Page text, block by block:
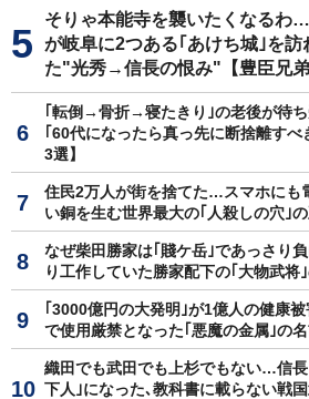
そりゃ本能寺を襲いたくなるわ
が岐阜に2つある｢あけち城｣を訪
た"光秀→信長の恨み"【豊臣兄弟
｢転倒→骨折→寝たきり｣の老後が待
｢60代になったら真っ先に断捨離す
3選】
住民2万人が街を捨てた…スマホにも
い銅を生む世界最大の｢人殺しの穴｣
なぜ柴田勝家は｢賤ケ岳｣であっさり
り工作していた勝家配下の｢大物武将
｢3000億円の大発明｣が1億人の健康
で使用厳禁となった｢悪魔の金属｣の
織田でも武田でも上杉でもない…信
下人｣になった､教科書に載らない戦